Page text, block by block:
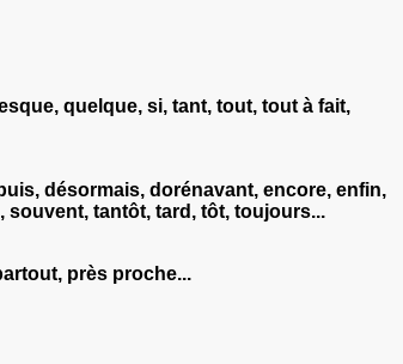
quelque, si, tant, tout, tout à fait,
désormais, dorénavant, encore, enfin,
souvent, tantôt, tard, tôt, toujours...
près proche...